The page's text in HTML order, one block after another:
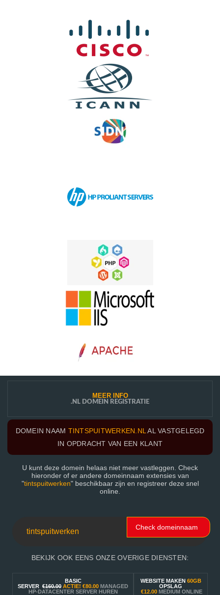
MEER INFO
.NL DOMEIN REGISTRATIE
DOMEIN NAAM TINTSPUITWERKEN.NL AL VASTGELEGD
IN OPDRACHT VAN EEN KLANT
U kunt deze domein helaas niet meer vastleggen. Check
hieronder of er andere domeinnaam extensies van
"tintspuitwerken" beschikbaar zijn en registreer deze snel
online.
Check domeinnaam
BEKIJK OOK EENS ONZE OVERIGE DIENSTEN:
BASIC
SERVER €160.00 ACTIE! €80.00 MANAGED
HP-DATACENTER SERVER HUREN
WEBSITE MAKEN 60GB
OPSLAG
€12.00 MEDIUM ONLINE